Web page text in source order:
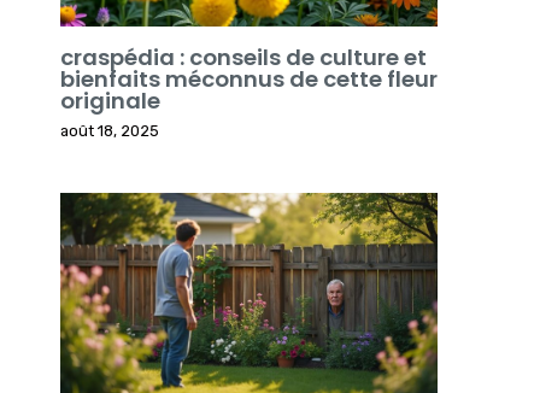
craspédia : conseils de culture et
bienfaits méconnus de cette fleur
originale
août 18, 2025